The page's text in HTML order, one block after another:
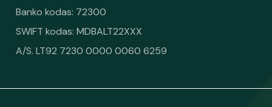
Banko kodas: 72300
SWIFT kodas: MDBALT22XXX
A/S. LT92 7230 0000 0060 6259